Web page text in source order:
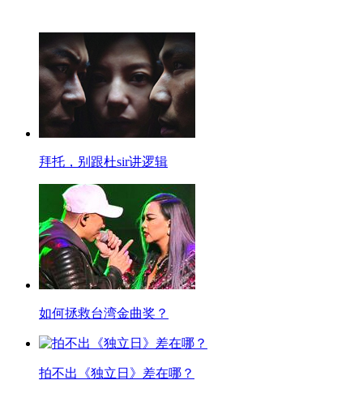
拜托，别跟杜sir讲逻辑
如何拯救台湾金曲奖？
拍不出《独立日》差在哪？